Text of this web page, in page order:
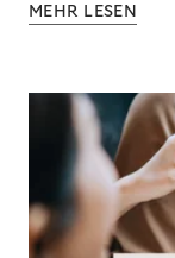
MEHR LESEN